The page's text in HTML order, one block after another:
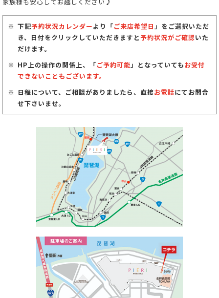
下記予約状況カレンダーより「ご来店希望日 」をご選択いただ
き、日付をクリックしていただきますと予約状況がご確認いた
だけます。
HP上の操作の関係上、「ご予約可能 」となっていてもお受付
できないこともございます。
日程について、ご相談がありましたら、直接お電話にてお問合
せ下さいませ。